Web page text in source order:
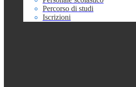
Percorso di studi
Iscrizioni